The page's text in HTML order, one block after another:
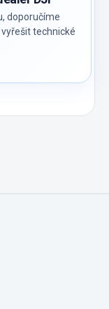
doporučíme
technické